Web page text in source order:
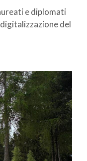
e diplomati
del